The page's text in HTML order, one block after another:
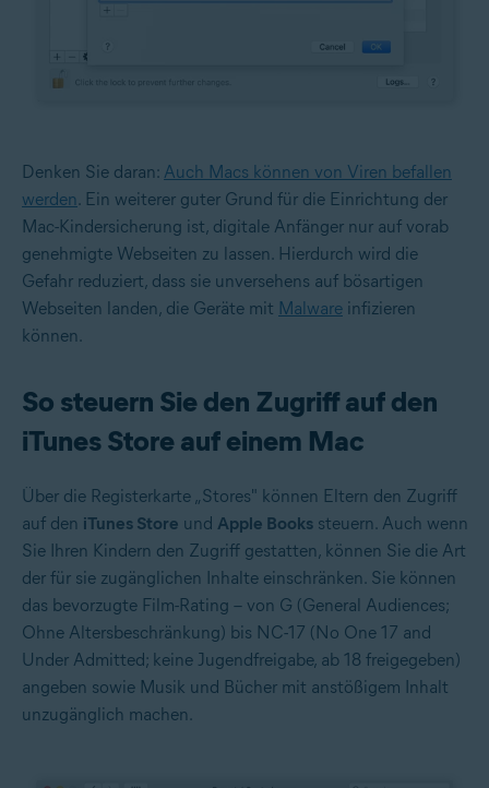
Denken Sie daran: Auch Macs können von Viren befallen
werden . Ein weiterer guter Grund für die Einrichtung der
Mac-Kindersicherung ist, digitale Anfänger nur auf vorab
genehmigte Webseiten zu lassen. Hierdurch wird die
Gefahr reduziert, dass sie unversehens auf bösartigen
Webseiten landen, die Geräte mit Malware infizieren
können.
So steuern Sie den Zugriff auf den
iTunes Store auf einem Mac
Über die Registerkarte „Stores" können Eltern den Zugriff
auf den iTunes Store und Apple Books steuern. Auch wenn
Sie Ihren Kindern den Zugriff gestatten, können Sie die Art
der für sie zugänglichen Inhalte einschränken. Sie können
das bevorzugte Film-Rating – von G (General Audiences;
Ohne Altersbeschränkung) bis NC-17 (No One 17 and
Under Admitted; keine Jugendfreigabe, ab 18 freigegeben)
angeben sowie Musik und Bücher mit anstößigem Inhalt
unzugänglich machen.